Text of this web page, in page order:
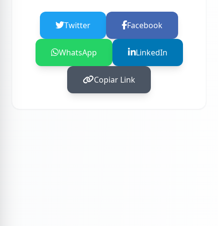
Twitter Facebook
WhatsApp LinkedIn
Copiar Link